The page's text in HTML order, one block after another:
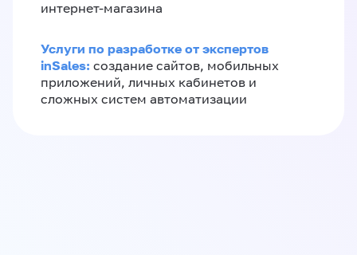
интернет-магазина
Услуги по разработке от экспертов
inSales: создание сайтов, мобильных
приложений, личных кабинетов и
сложных систем автоматизации